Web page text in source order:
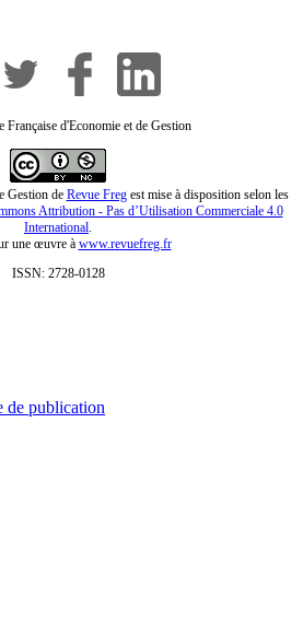
Française d'Economie et de Gestion
Gestion de Revue Fregest mise à disposition selon les
Attribution - Pas d’Utilisation Commerciale 4.0
International
une œuvre à www.revuefreg.fr
ISSN: 2728-0128